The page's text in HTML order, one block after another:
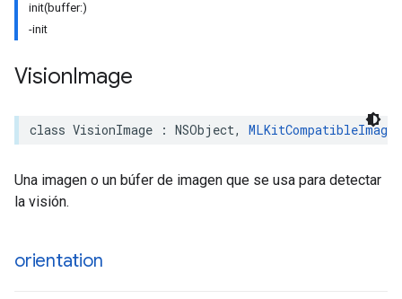
init(buffer:)
-init
VisionImage
class VisionImage : NSObject, MLKitCompatibleImage
Una imagen o un búfer de imagen que se usa para detectar
la visión.
orientation